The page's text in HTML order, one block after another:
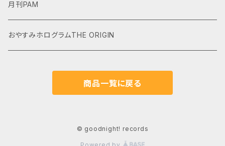
受注商品
デジタルデータ
月刊PAM
おやすみホログラムTHE ORIGIN
商品一覧に戻る
© goodnight! records